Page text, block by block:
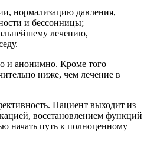
нормализацию давления,
и бессонницы;
лечению,
и анонимно. Кроме того —
ниже, чем лечение в
Пациент выходит из
восстановлением функций
начать путь к полноценному